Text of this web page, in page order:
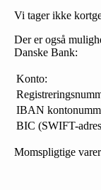
Vi tager ikke
Der er også
Danske Bank:
Konto:
IBAN
BIC (SWIFT-
Momspligtige